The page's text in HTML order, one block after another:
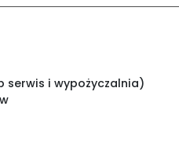
serwis i wypożyczalnia)